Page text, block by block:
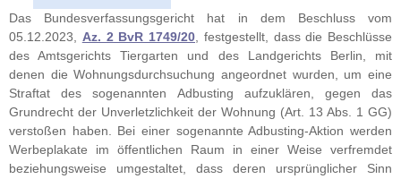
Das Bundesverfassungsgericht hat in dem Beschluss vom
05.12.2023, Az. 2 BvR 1749/20 , festgestellt, dass die Beschlüsse
des Amtsgerichts Tiergarten und des Landgerichts Berlin, mit
denen die Wohnungsdurchsuchung angeordnet wurden, um eine
Straftat des sogenannten Adbusting aufzuklären, gegen das
Grundrecht der Unverletzlichkeit der Wohnung (Art. 13 Abs. 1 GG)
verstoßen haben. Bei einer sogenannte Adbusting-Aktion werden
Werbeplakate im öffentlichen Raum in einer Weise verfremdet
beziehungsweise umgestaltet, dass deren ursprünglicher Sinn